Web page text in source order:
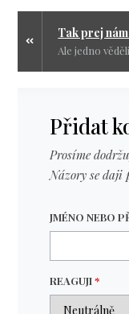
Přidat
Prosíme
Názory se daji
JMÉNO NEBO
REAGUJI*